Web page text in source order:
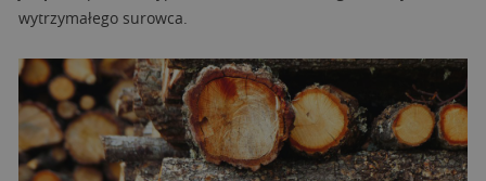
wytrzymałego surowca.